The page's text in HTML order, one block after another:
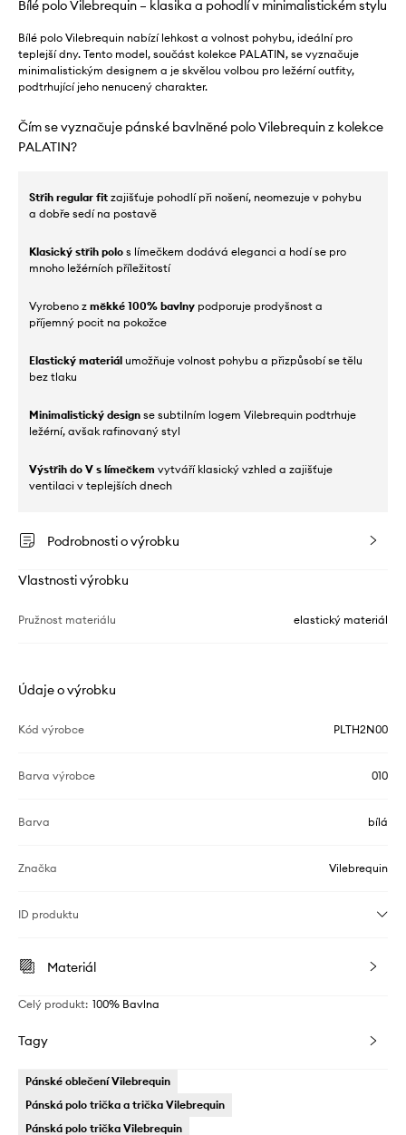
Bílé polo Vilebrequin – klasika a pohodlí v minimalistickém stylu
Bílé polo Vilebrequin nabízí lehkost a volnost pohybu, ideální pro
teplejší dny. Tento model, součást kolekce PALATIN, se vyznačuje
minimalistickým designem a je skvělou volbou pro ležérní outfity,
podtrhující jeho nenucený charakter.
Čím se vyznačuje pánské bavlněné polo Vilebrequin z kolekce
PALATIN?
Střih regular fit zajišťuje pohodlí při nošení, neomezuje v pohybu
a dobře sedí na postavě
Klasický střih polo s límečkem dodává eleganci a hodí se pro
mnoho ležérních příležitostí
Vyrobeno z měkké 100% bavlny podporuje prodyšnost a
příjemný pocit na pokožce
Elastický materiál umožňuje volnost pohybu a přizpůsobí se tělu
bez tlaku
Minimalistický design se subtilním logem Vilebrequin podtrhuje
ležérní, avšak rafinovaný styl
Výstřih do V s límečkem vytváří klasický vzhled a zajišťuje
ventilaci v teplejších dnech
Podrobnosti o výrobku
Vlastnosti výrobku
Pružnost materiálu elastický materiál
Údaje o výrobku
Kód výrobce PLTH2N00
Barva výrobce 010
Barva bílá
Značka Vilebrequin
ID produktu
Materiál
Celý produkt: 100% Bavlna
Tagy
Pánské oblečení Vilebrequin
Pánská polo trička a trička Vilebrequin
Pánská polo trička Vilebrequin